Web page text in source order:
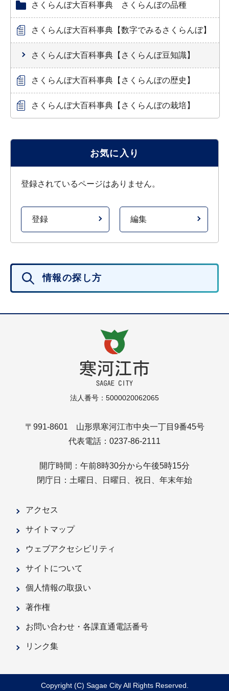
さくらんぼ大百科事典 さくらんぼの品種
さくらんぼ大百科事典【数字でみるさくらんぼ】
さくらんぼ大百科事典【さくらんぼ豆知識】
さくらんぼ大百科事典【さくらんぼの歴史】
さくらんぼ大百科事典【さくらんぼの栽培】
お気に入り
登録されているページはありません。
登録 編集
情報の探し方
法人番号：5000020062065
〒991-8601 山形県寒河江市中央一丁目9番45号
代表電話：0237-86-2111
開庁時間：午前8時30分から午後5時15分
閉庁日：土曜日、日曜日、祝日、年末年始
アクセス
サイトマップ
ウェブアクセシビリティ
サイトについて
個人情報の取扱い
著作権
お問い合わせ・各課直通電話番号
リンク集
Copyright (C) Sagae City All Rights Reserved.